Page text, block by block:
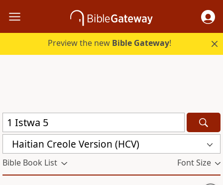
Preview the new Bible Gateway!
Haitian Creole Version (HCV)
Bible Book List Font Size